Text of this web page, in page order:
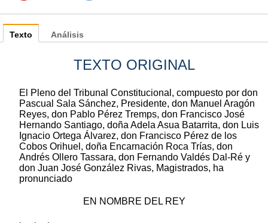
Texto
TEXTO ORIGINAL
El Pleno del Tribunal Constitucional, compuesto por don
Pascual Sala Sánchez, Presidente, don Manuel Aragón
Reyes, don Pablo Pérez Tremps, don Francisco José
Hernando Santiago, doña Adela Asua Batarrita, don Luis
Ignacio Ortega Álvarez, don Francisco Pérez de los
Cobos Orihuel, doña Encarnación Roca Trías, don
Andrés Ollero Tassara, don Fernando Valdés Dal-Ré y
don Juan José González Rivas, Magistrados, ha
pronunciado
EN NOMBRE DEL REY
Análisis